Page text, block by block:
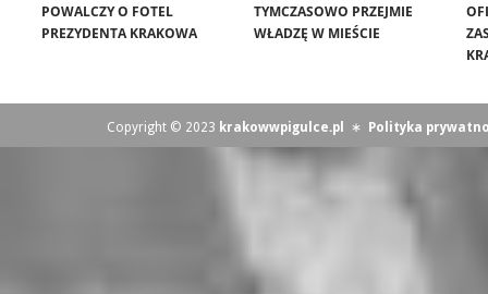
POWALCZY O FOTEL
PREZYDENTA KRAKOWA
TYMCZASOWO PRZEJMIE
WŁADZĘ W MIEŚCIE
Copyright © 2023 krakowwpigulce.pl ∗ Polityka